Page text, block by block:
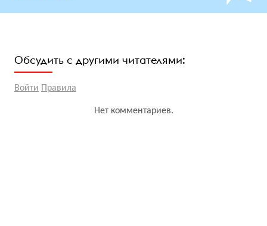
Обсудить с другими читателями:
Войти Правила
Нет комментариев.